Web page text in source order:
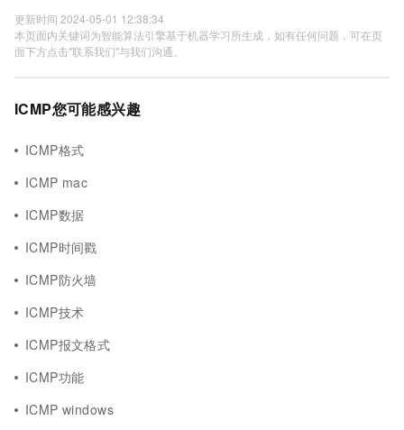
更新时间 2024-05-01 12:38:34
本页面内关键词为智能算法引擎基于机器学习所生成，如有任何问题，可在页
面下方点击"联系我们"与我们沟通。
ICMP您可能感兴趣
ICMP格式
ICMP mac
ICMP数据
ICMP时间戳
ICMP防火墙
ICMP技术
ICMP报文格式
ICMP功能
ICMP windows